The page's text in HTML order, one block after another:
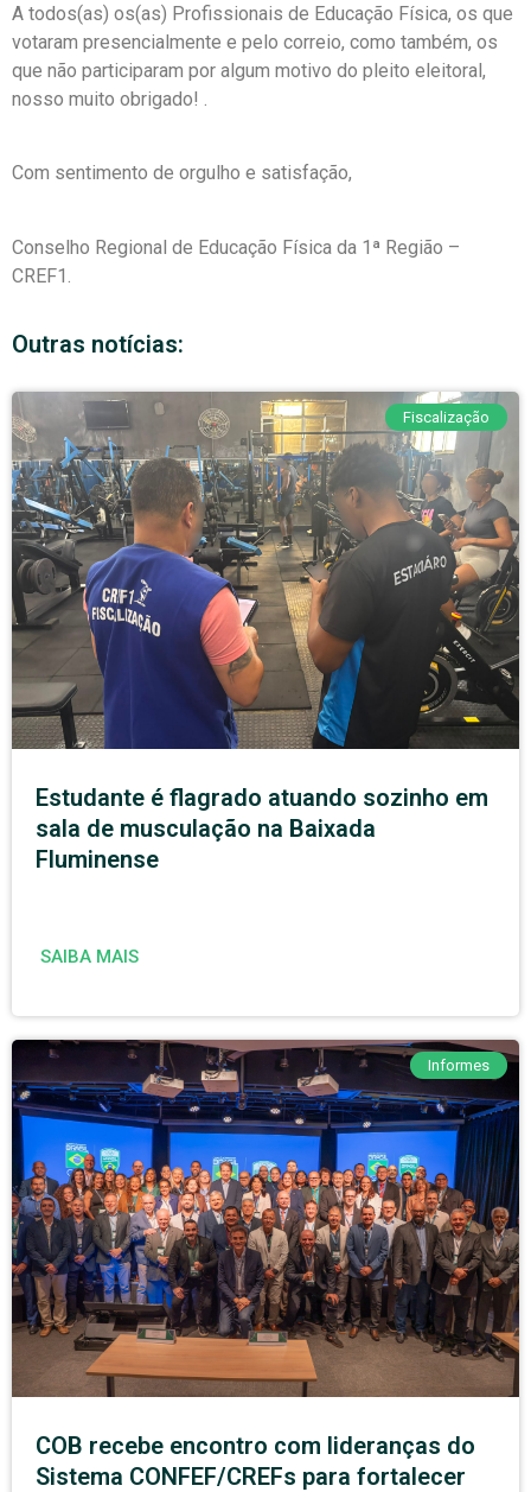
A todos(as) os(as) Profissionais de Educação Física, os que
votaram presencialmente e pelo correio, como também, os
que não participaram por algum motivo do pleito eleitoral,
nosso muito obrigado! .
Com sentimento de orgulho e satisfação,
Conselho Regional de Educação Física da 1ª Região –
CREF1.
Outras notícias:
Fiscalização
Estudante é flagrado atuando sozinho em
sala de musculação na Baixada
Fluminense
SAIBA MAIS
Informes
COB recebe encontro com lideranças do
Sistema CONFEF/CREFs para fortalecer